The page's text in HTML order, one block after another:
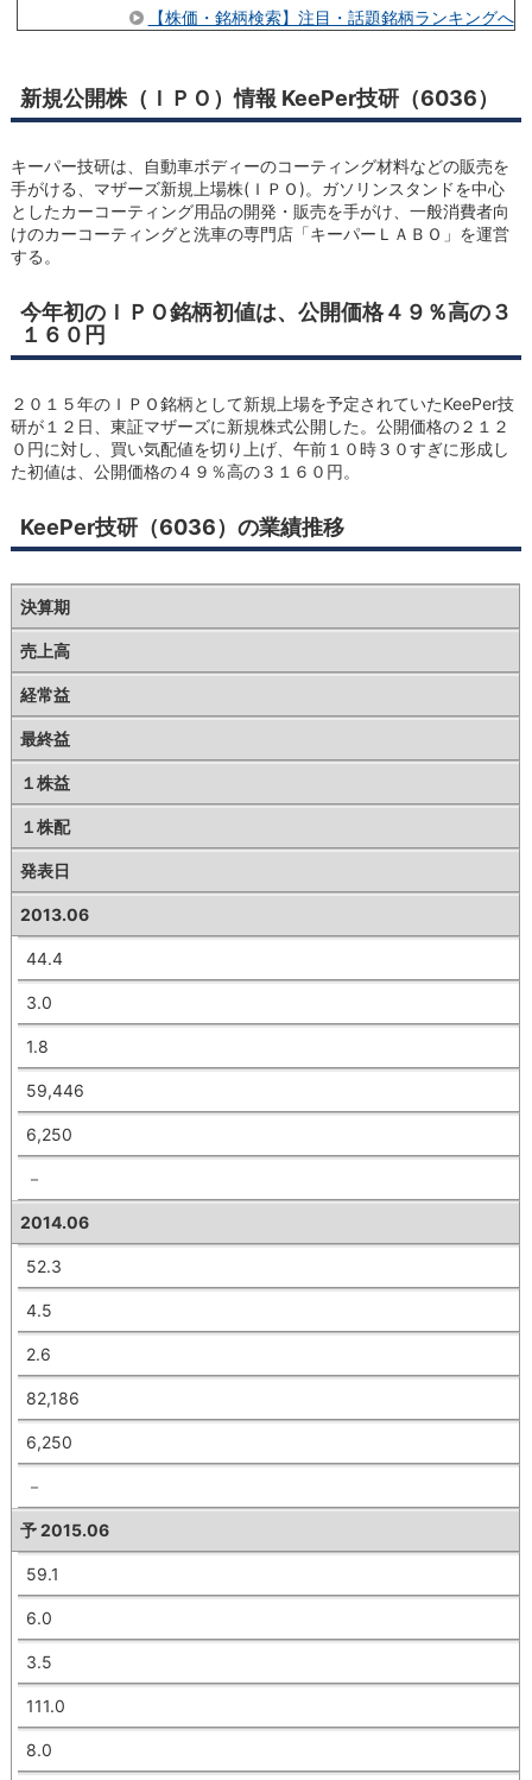
【株価・銘柄検索】注目・話題銘柄ランキングへ
新規公開株（ＩＰＯ）情報 KeePer技研（6036）
キーパー技研は、自動車ボディーのコーティング材料などの販売を
手がける、マザーズ新規上場株(ＩＰＯ)。ガソリンスタンドを中心
としたカーコーティング用品の開発・販売を手がけ、一般消費者向
けのカーコーティングと洗車の専門店「キーパーＬＡＢＯ」を運営
する。
今年初のＩＰＯ銘柄初値は、公開価格４９％高の３
１６０円
２０１５年のＩＰＯ銘柄として新規上場を予定されていたKeePer技
研が１２日、東証マザーズに新規株式公開した。公開価格の２１２
０円に対し、買い気配値を切り上げ、午前１０時３０すぎに形成し
た初値は、公開価格の４９％高の３１６０円。
KeePer技研（6036）の業績推移
決算期
売上高
経常益
最終益
１株益
１株配
発表日
2013.06
44.4
3.0
1.8
59,446
6,250
－
2014.06
52.3
4.5
2.6
82,186
6,250
－
予 2015.06
59.1
6.0
3.5
111.0
8.0